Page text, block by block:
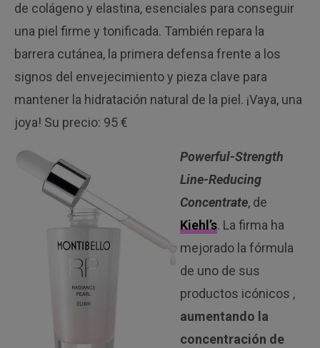
de colágeno y elastina, esenciales para conseguir
una piel firme y tonificada. También repara la
barrera cutánea, la primera defensa frente a los
signos del envejecimiento y pieza clave para
mantener la hidratación natural de la piel. ¡Vaya, una
joya! Su precio: 95 €
Powerful-Strength
Line-Reducing
Concentrate, de
Kiehl’s. La firma ha
mejorado la fórmula
de uno de sus
productos icónicos ,
aumentando la
concentración de